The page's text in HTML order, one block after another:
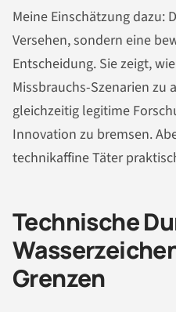
Meine Einschätzung dazu:
Versehen, sondern eine
Entscheidung. Sie zeigt,
Missbrauchs-Szenarien zu
gleichzeitig legitime
Innovation zu bremsen.
technikaffine Täter
Technische
Grenzen